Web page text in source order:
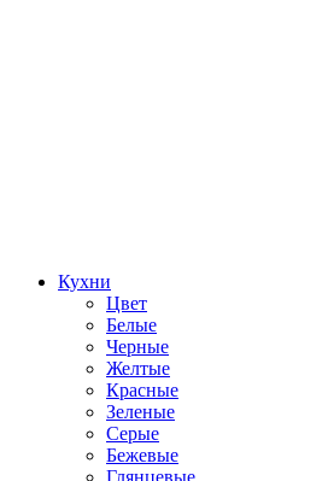
Кухни
Цвет
Белые
Черные
Желтые
Красные
Зеленые
Серые
Бежевые
Глянцевые